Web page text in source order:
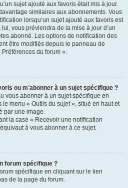
sujet ajouté aux favoris était mis à jour.
similaires aux abonnements. Vous
lorsqu’un sujet ajouté aux favoris est
vous préviendra de la mise à jour d’un
abonné. Les options de notification des
être modifiés depuis le panneau de
Préférences du forum ».
ou m’abonner à un sujet spécifique ?
vous abonner à un sujet spécifique en
menu « Outils du sujet », situé en haut et
par une image.
la case « Recevoir une notification
à vous abonner à ce sujet.
forum spécifique ?
spécifique en cliquant sur le lien
de la page du forum.